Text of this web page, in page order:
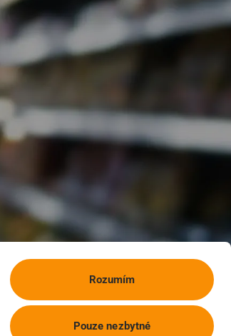
Rozumím
Pouze nezbytné